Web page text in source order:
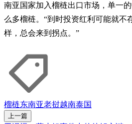
南亚国家加入榴梿出口市场，单一
么多榴梿。“到时投资红利可能就不
样，总会来到拐点。”
榴梿东南亚老挝越南泰国
上一篇